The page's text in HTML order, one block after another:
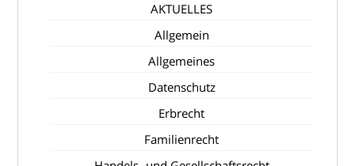
AKTUELLES
Allgemein
Allgemeines
Datenschutz
Erbrecht
Familienrecht